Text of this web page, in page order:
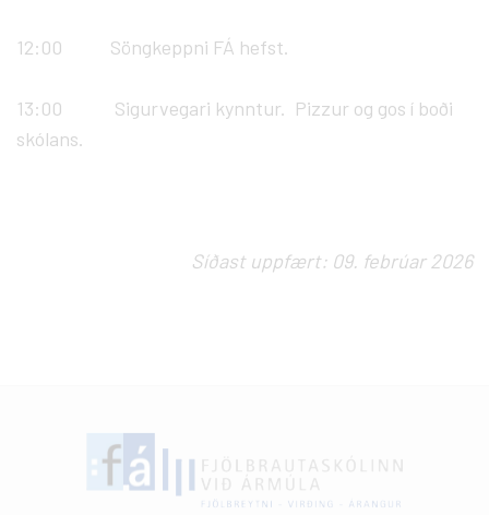
12:00 Söngkeppni FÁ hefst.
13:00 Sigurvegari kynntur. Pizzur og gos í boði
skólans.
Síðast uppfært: 09. febrúar 2026